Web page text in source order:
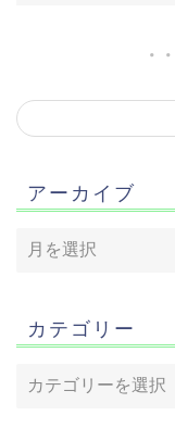
アーカイブ
カテゴリー